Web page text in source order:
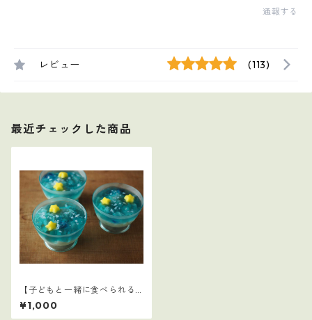
通報する
レビュー (113)
最近チェックした商品
【子どもと一緒に食べられる
ごはん】7
¥1,000